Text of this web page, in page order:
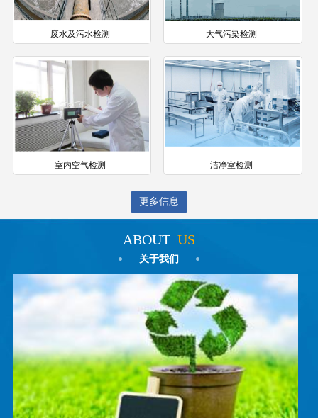
废水及污水检测 大气污染检测
室内空气检测 洁净室检测
更多信息
ABOUT US
关于我们